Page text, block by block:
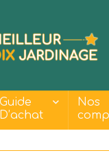
Guide
D’achat
Nos